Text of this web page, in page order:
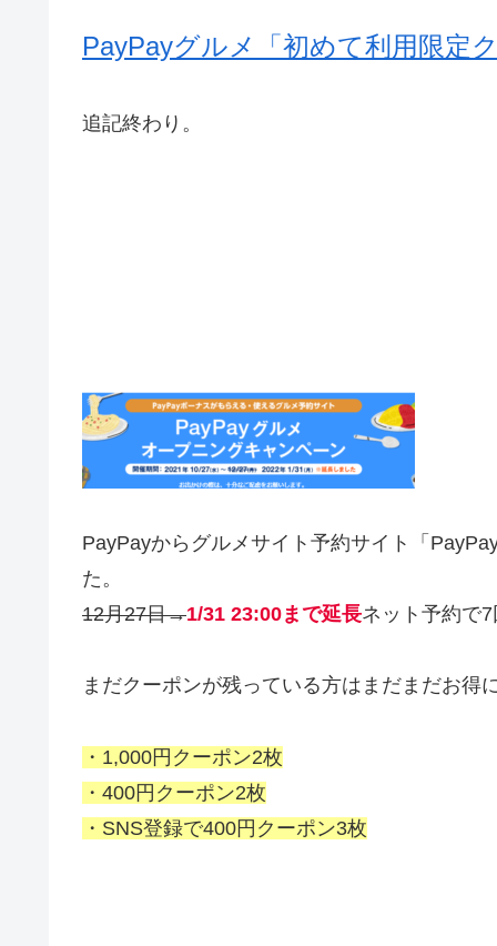
PayPayグルメ「初めて利用限定
追記終わり。
PayPayからグルメサイト予約サイト「
た。
12月27日→1/31 23:00まで延長ネット予約で
まだクーポンが残っている方はまだまだお得
・1,000円クーポン2枚
・400円クーポン2枚
・SNS登録で400円クーポン3枚